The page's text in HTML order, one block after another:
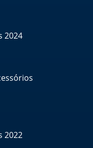
2024
2022